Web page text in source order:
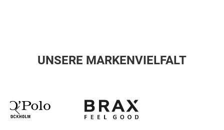
UNSERE MARKENVIELFALT